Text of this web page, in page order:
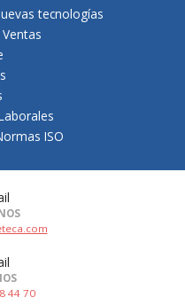
tecnologías
ISO
44 70